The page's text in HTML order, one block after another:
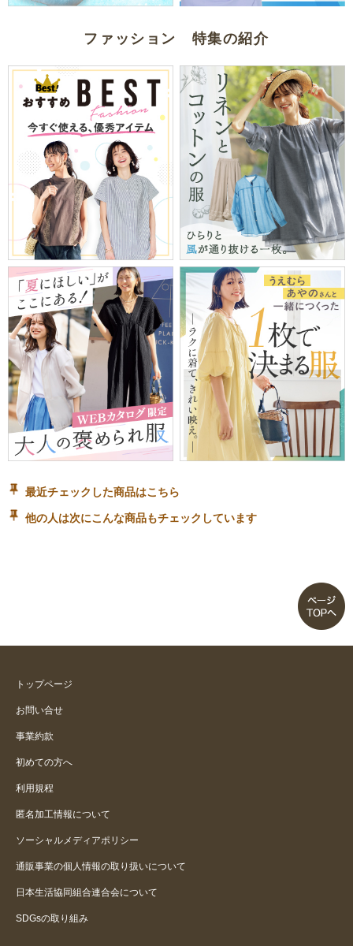
ファッション 特集の紹介
最近チェックした商品はこちら
他の人は次にこんな商品もチェックしています
トップページ
お問い合せ
事業約款
初めての方へ
利用規程
匿名加工情報について
ソーシャルメディアポリシー
通販事業の個人情報の取り扱いについて
日本生活協同組合連合会について
SDGsの取り組み